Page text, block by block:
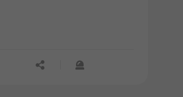
공유하기신고하기